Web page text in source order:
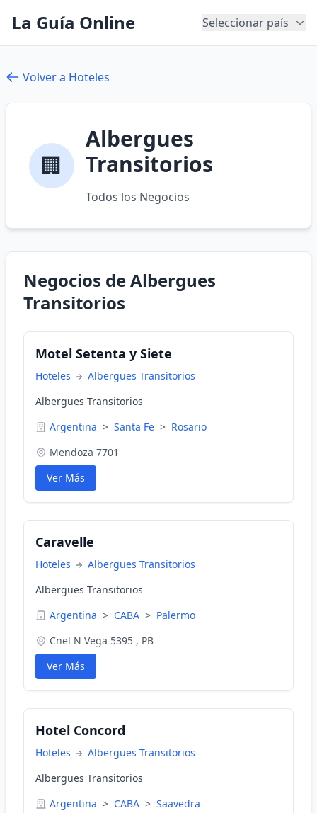
La Guía Online Seleccionar país
Volver a Hoteles
🏢
Albergues
Transitorios
Todos los Negocios
Negocios de Albergues
Transitorios
Motel Setenta y Siete
Hoteles
Albergues Transitorios
Albergues Transitorios
Argentina > Santa Fe > Rosario
Mendoza 7701
Ver Más
Caravelle
Hoteles
Albergues Transitorios
Albergues Transitorios
Argentina > CABA > Palermo
Cnel N Vega 5395 , PB
Ver Más
Hotel Concord
Hoteles
Albergues Transitorios
Albergues Transitorios
Argentina > CABA > Saavedra